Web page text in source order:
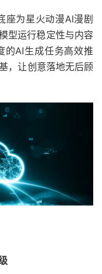
座为星火动漫AI漫剧
型运行稳定性与内容
的AI生成任务高效推
，让创意落地无后顾